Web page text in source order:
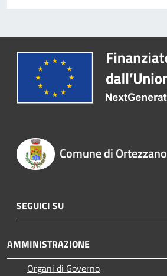
Comune di Ortezzano
SEGUICI SU
AMMINISTRAZIONE
Organi di Governo